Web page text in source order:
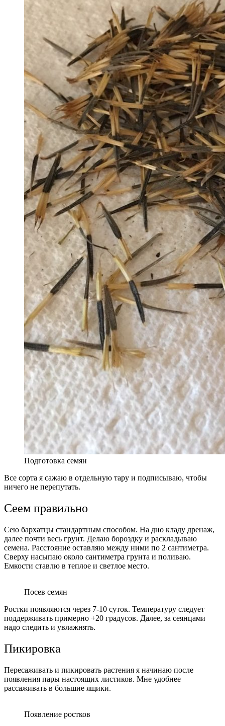
Подготовка семян
Все сорта я сажаю в отдельную тару и подписываю, чтобы
ничего не перепутать.
Сеем правильно
Сею бархатцы стандартным способом. На дно кладу дренаж,
далее почти весь грунт. Делаю бороздку и раскладываю
семена. Расстояние оставляю между ними по 2 сантиметра.
Сверху насыпаю около сантиметра грунта и поливаю.
Емкости ставлю в теплое и светлое место.
Посев семян
Ростки появляются через 7-10 суток. Температуру следует
поддерживать примерно +20 градусов. Далее, за сеянцами
надо следить и увлажнять.
Пикировка
Пересаживать и пикировать растения я начинаю после
появления пары настоящих листиков. Мне удобнее
рассаживать в большие ящики.
Появление ростков